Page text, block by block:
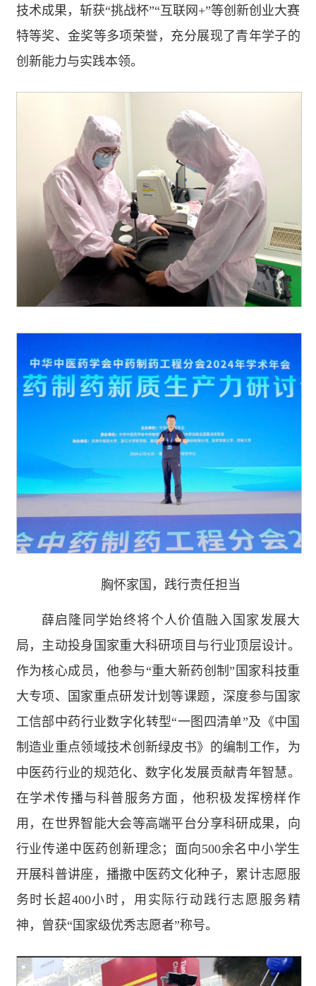
技术成果，斩获“挑战杯”“互联网+”等创新创业大赛
特等奖、金奖等多项荣誉，充分展现了青年学子的
创新能力与实践本领。
胸怀家国，践行责任担当
薛启隆同学始终将个人价值融入国家发展大
局，主动投身国家重大科研项目与行业顶层设计。
作为核心成员，他参与“重大新药创制”国家科技重
大专项、国家重点研发计划等课题，深度参与国家
工信部中药行业数字化转型“一图四清单”及《中国
制造业重点领域技术创新绿皮书》的编制工作，为
中医药行业的规范化、数字化发展贡献青年智慧。
在学术传播与科普服务方面，他积极发挥榜样作
用，在世界智能大会等高端平台分享科研成果，向
行业传递中医药创新理念；面向500余名中小学生
开展科普讲座，播撒中医药文化种子，累计志愿服
务时长超400小时，用实际行动践行志愿服务精
神，曾获“国家级优秀志愿者”称号。